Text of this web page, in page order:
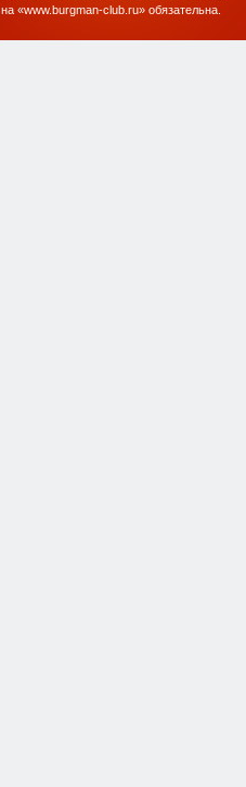
на «www.burgman-club.ru» обязательна